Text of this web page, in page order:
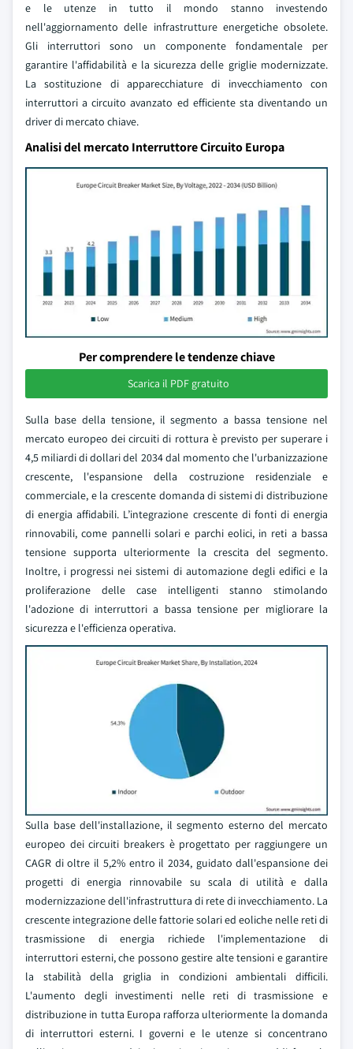
e le utenze in tutto il mondo stanno investendo
nell'aggiornamento delle infrastrutture energetiche obsolete.
Gli interruttori sono un componente fondamentale per
garantire l'affidabilità e la sicurezza delle griglie modernizzate.
La sostituzione di apparecchiature di invecchiamento con
interruttori a circuito avanzato ed efficiente sta diventando un
driver di mercato chiave.
Analisi del mercato Interruttore Circuito Europa
Per comprendere le tendenze chiave
Scarica il PDF gratuito
Sulla base della tensione, il segmento a bassa tensione nel
mercato europeo dei circuiti di rottura è previsto per superare i
4,5 miliardi di dollari del 2034 dal momento che l'urbanizzazione
crescente, l'espansione della costruzione residenziale e
commerciale, e la crescente domanda di sistemi di distribuzione
di energia affidabili. L’integrazione crescente di fonti di energia
rinnovabili, come pannelli solari e parchi eolici, in reti a bassa
tensione supporta ulteriormente la crescita del segmento.
Inoltre, i progressi nei sistemi di automazione degli edifici e la
proliferazione delle case intelligenti stanno stimolando
l'adozione di interruttori a bassa tensione per migliorare la
sicurezza e l'efficienza operativa.
Sulla base dell'installazione, il segmento esterno del mercato
europeo dei circuiti breakers è progettato per raggiungere un
CAGR di oltre il 5,2% entro il 2034, guidato dall'espansione dei
progetti di energia rinnovabile su scala di utilità e dalla
modernizzazione dell'infrastruttura di rete di invecchiamento. La
crescente integrazione delle fattorie solari ed eoliche nelle reti di
trasmissione di energia richiede l'implementazione di
interruttori esterni, che possono gestire alte tensioni e garantire
la stabilità della griglia in condizioni ambientali difficili.
L'aumento degli investimenti nelle reti di trasmissione e
distribuzione in tutta Europa rafforza ulteriormente la domanda
di interruttori esterni. I governi e le utenze si concentrano